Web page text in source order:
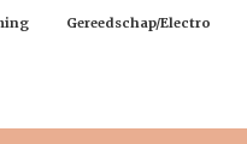
Gereedschap/Electro